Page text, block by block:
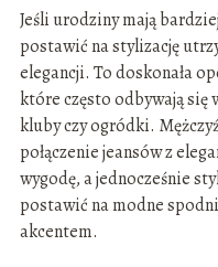
Jeśli urodziny mają
postawić na stylizację
elegancji. To doskonała
które często odbywają się
kluby czy ogródki.
połączenie jeansów z
wygodę, a jednocześnie
postawić na modne
akcentem.